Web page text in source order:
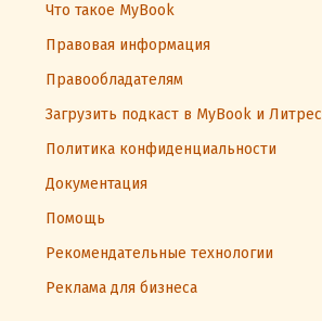
Что такое MyBook
Правовая информация
Правообладателям
Загрузить подкаст в MyBook и Литрес
Политика конфиденциальности
Документация
Помощь
Рекомендательные технологии
Реклама для бизнеса